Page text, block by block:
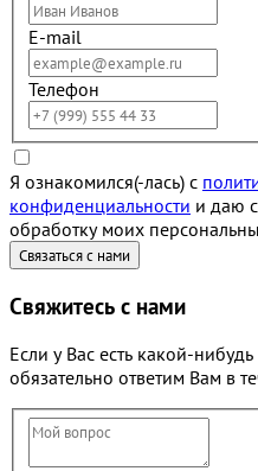
E-mail
Телефон
Я ознакомился(-лась) с
конфиденциальности и даю
обработку моих
Свяжитесь с нами
Если у Вас есть какой-
обязательно ответим Вам в